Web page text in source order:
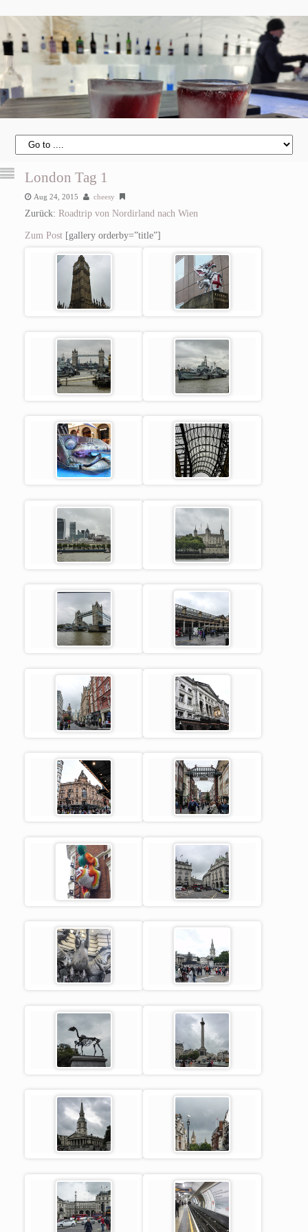
London Tag 1
Aug 24, 2015 cheesy
Zurück: Roadtrip von Nordirland nach Wien
Zum Post[gallery orderby=”title”]